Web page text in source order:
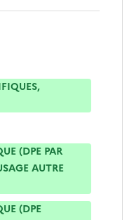
(DPE PAR
AUTRE
(DPE